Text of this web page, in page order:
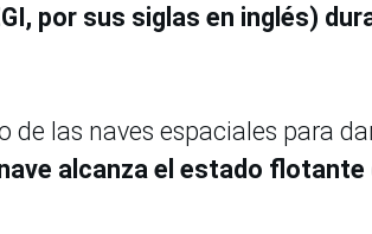
por sus siglas en inglés)
de las naves espaciales para
alcanza el estado flotante